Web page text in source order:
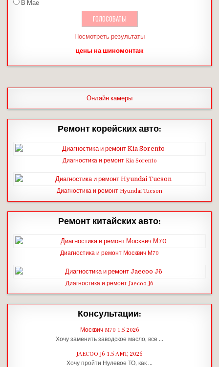
В Мае
Посмотреть результаты
цены на шиномонтаж
Онлайн камеры
Ремонт корейских авто:
Диагностика и ремонт Kia Sorento
Диагностика и ремонт Hyundai Tucson
Ремонт китайских авто:
Диагностика и ремонт Москвич М70
Диагностика и ремонт Jaecoo J6
Консультации:
Москвич M70 1.5 2026
Хочу заменить заводское масло, все …
JAECOO J6 1.5 AMT, 2026
Хочу пройти Нулевое ТО, как …